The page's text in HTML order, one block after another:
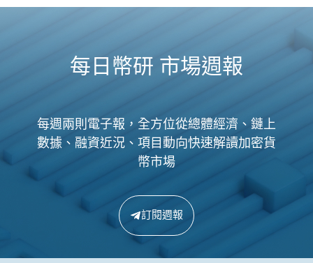
每日幣研 市場週報
每週兩則電子報，全方位從總體經濟、鏈上
數據、融資近況、項目動向快速解讀加密貨
幣市場
訂閱週報